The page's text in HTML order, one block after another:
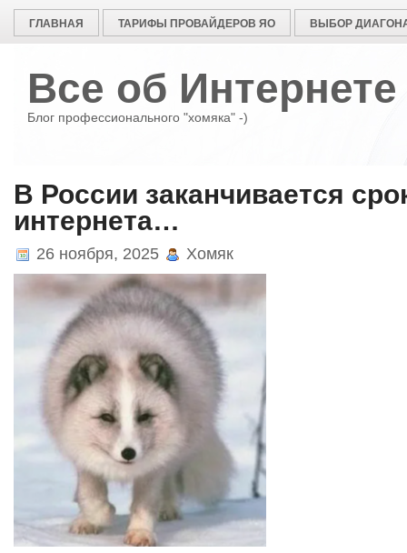
ГЛАВНАЯ ТАРИФЫ ПРОВАЙДЕРОВ ЯО ВЫБОР
Все об Интернете
Блог профессионального "хомяка" -)
В России заканчивается
интернета…
26 ноября, 2025 Хомяк